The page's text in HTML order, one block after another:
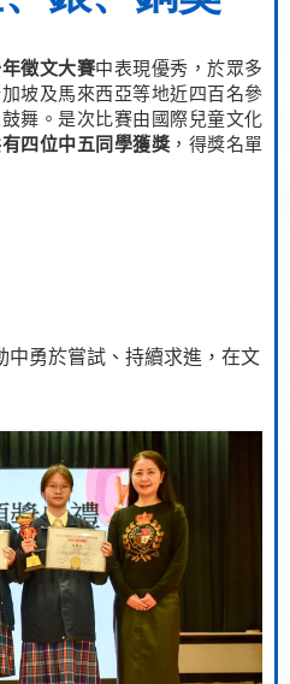
徵文大賽中表現優秀，於眾多
坡及馬來西亞等地近四百名參
舞。是次比賽由國際兒童文化
四位中五同學獲獎 ，得獎名單
中勇於嘗試、持續求進，在文